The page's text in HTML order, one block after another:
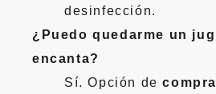
desinfección.
¿Puedo quedarme un
encanta?
Sí. Opción de